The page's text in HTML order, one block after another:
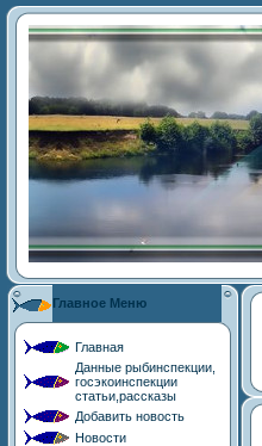
Главное Меню
Главная
Данные рыбинспекции,
госэкоинспекции
статьи,рассказы
Добавить новость
Новости